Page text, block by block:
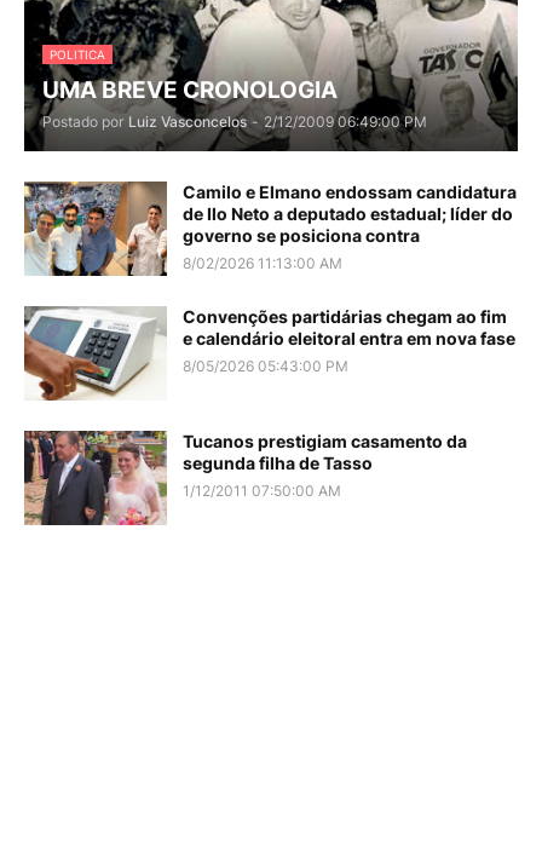
POLITICA
UMA BREVE CRONOLOGIA
Postado por Luiz Vasconcelos - 2/12/2009 06:49:00 PM
Camilo e Elmano endossam candidatura
de Ilo Neto a deputado estadual; líder do
governo se posiciona contra
8/02/2026 11:13:00 AM
Convenções partidárias chegam ao fim
e calendário eleitoral entra em nova fase
8/05/2026 05:43:00 PM
Tucanos prestigiam casamento da
segunda filha de Tasso
1/12/2011 07:50:00 AM